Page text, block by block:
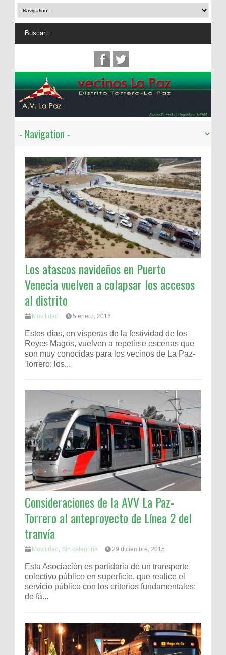
Los atascos navideños en Puerto
Venecia vuelven a colapsar los accesos
al distrito
Movilidad 5 enero, 2016
Estos días, en vísperas de la festividad de los
Reyes Magos, vuelven a repetirse escenas que
son muy conocidas para los vecinos de La Paz-
Torrero: los...
Consideraciones de la AVV La Paz-
Torrero al anteproyecto de Línea 2 del
tranvía
Movilidad Sin categoría 29 diciembre, 2015
Esta Asociación es partidaria de un transporte
colectivo público en superficie, que realice el
servicio público con los criterios fundamentales:
de fá...